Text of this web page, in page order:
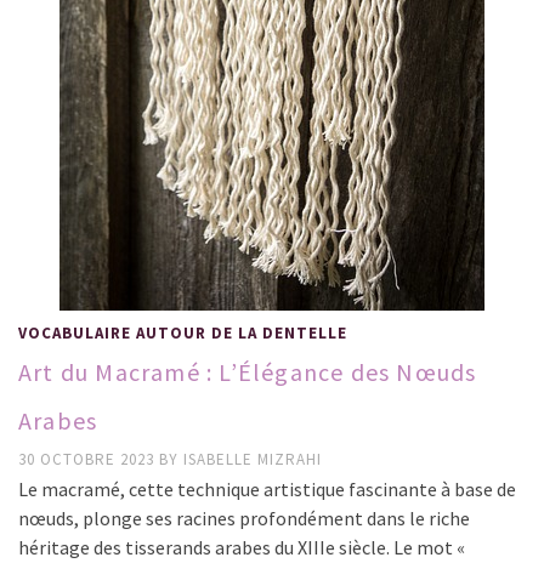
VOCABULAIRE AUTOUR DE LA DENTELLE
Art du Macramé : L’Élégance des Nœuds
Arabes
30 OCTOBRE 2023 BY ISABELLE MIZRAHI
Le macramé, cette technique artistique fascinante à base de
nœuds, plonge ses racines profondément dans le riche
héritage des tisserands arabes du XIIIe siècle. Le mot «